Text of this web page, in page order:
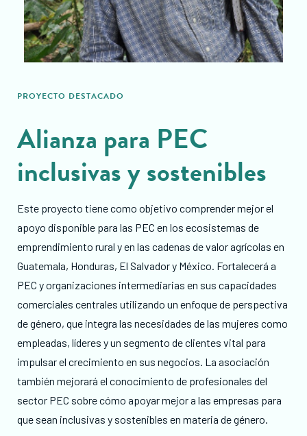
PROYECTO DESTACADO
Alianza para PEC
inclusivas y sostenibles
Este proyecto tiene como objetivo comprender mejor el
apoyo disponible para las PEC en los ecosistemas de
emprendimiento rural y en las cadenas de valor agrícolas en
Guatemala, Honduras, El Salvador y México. Fortalecerá a
PEC y organizaciones intermediarias en sus capacidades
comerciales centrales utilizando un enfoque de perspectiva
de género, que integra las necesidades de las mujeres como
empleadas, líderes y un segmento de clientes vital para
impulsar el crecimiento en sus negocios. La asociación
también mejorará el conocimiento de profesionales del
sector PEC sobre cómo apoyar mejor a las empresas para
que sean inclusivas y sostenibles en materia de género.